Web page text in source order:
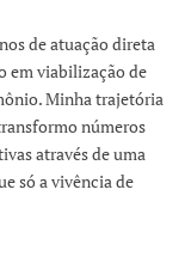
de atuação direta
em viabilização de
Minha trajetória
números
através de uma
só a vivência de